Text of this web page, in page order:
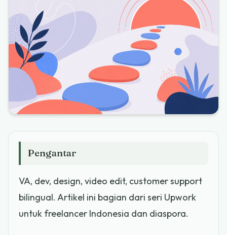
Pengantar
VA, dev, design, video edit, customer support
bilingual. Artikel ini bagian dari seri Upwork
untuk freelancer Indonesia dan diaspora.